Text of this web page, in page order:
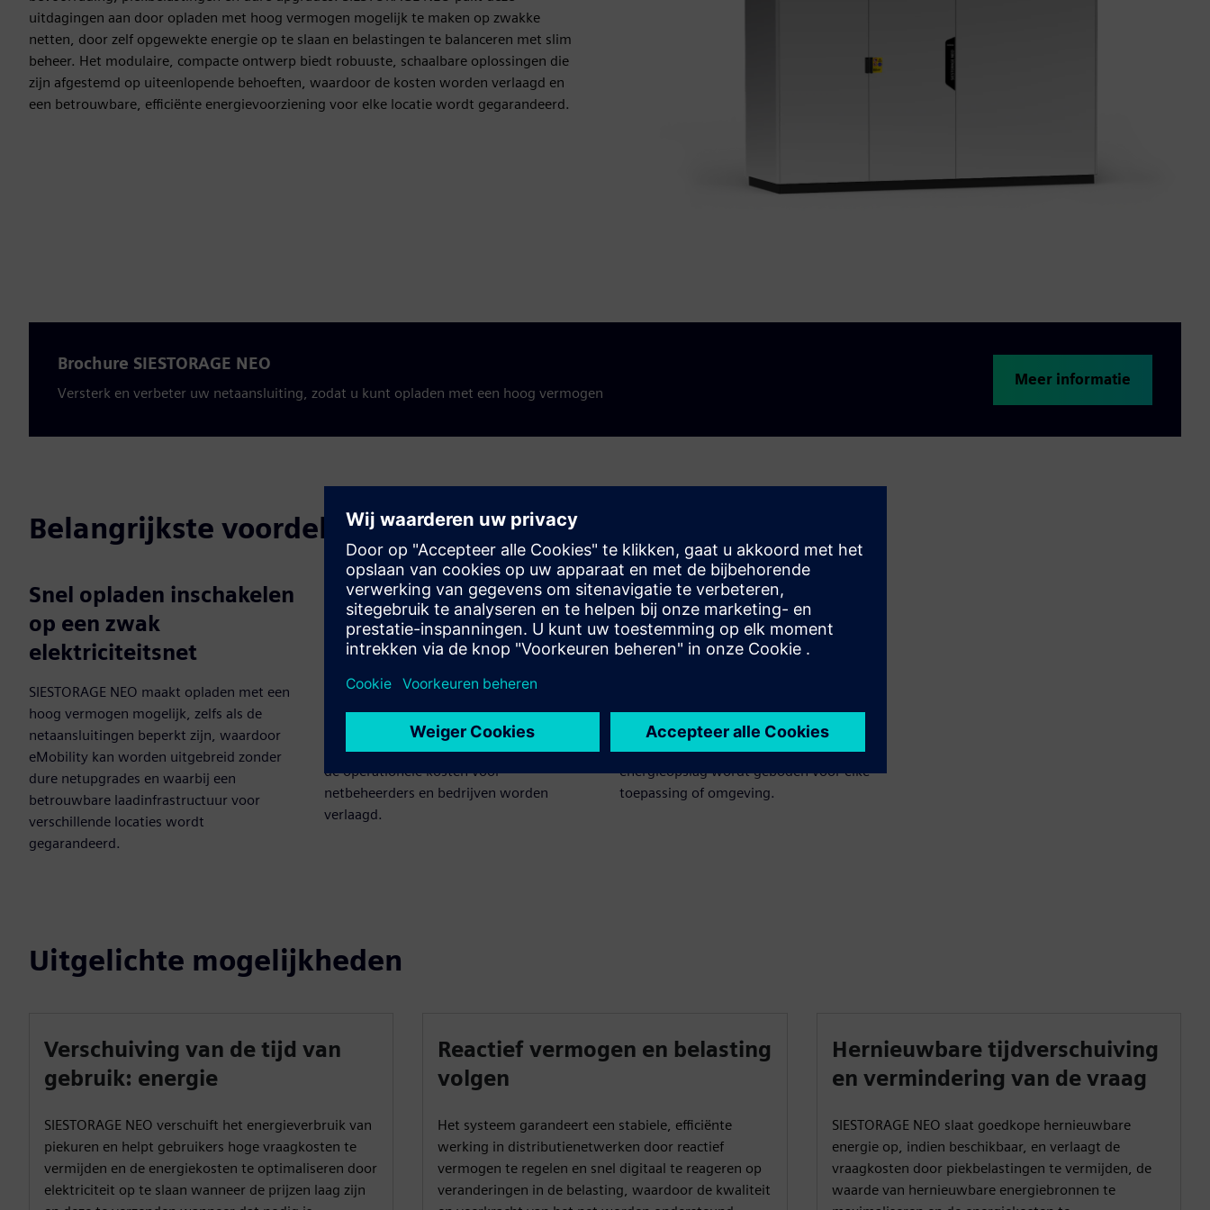
uitdagingen aan door opladen met hoog vermogen mogelijk te maken op zwakke
netten, door zelf opgewekte energie op te slaan en belastingen te balanceren met slim
beheer. Het modulaire, compacte ontwerp biedt robuuste, schaalbare oplossingen die
zijn afgestemd op uiteenlopende behoeften, waardoor de kosten worden verlaagd en
een betrouwbare, efficiënte energievoorziening voor elke locatie wordt gegarandeerd.
Brochure SIESTORAGE NEO
Versterk en verbeter uw netaansluiting, zodat u kunt opladen met een hoog vermogen
Meer informatie
Belangrijkste voordelen
Snel opladen inschakelen
op een zwak
elektriciteitsnet
SIESTORAGE NEO maakt opladen met een
hoog vermogen mogelijk, zelfs als de
netaansluitingen beperkt zijn, waardoor
eMobility kan worden uitgebreid zonder
dure netupgrades en waarbij een
betrouwbare laadinfrastructuur voor
verschillende locaties wordt
gegarandeerd.
Slim en efficiënt
ladingsbeheer
Het systeem brengt opwekking en
verbruik in evenwicht, slaat zelf
piekbelastingen, waardoor het
energieverbruik wordt geoptimaliseerd en
de operationele kosten voor
netbeheerders en bedrijven worden
verlaagd.
Modulair, schaalbaar en
robuust ontwerp
aangepast aan specifieke behoeften,
waardoor flexibele, betrouwbare
energieopslag wordt geboden voor elke
toepassing of omgeving.
Uitgelichte mogelijkheden
Verschuiving van de tijd van
gebruik: energie
SIESTORAGE NEO verschuift het energieverbruik van
piekuren en helpt gebruikers hoge vraagkosten te
vermijden en de energiekosten te optimaliseren door
elektriciteit op te slaan wanneer de prijzen laag zijn
Reactief vermogen en belasting
volgen
Het systeem garandeert een stabiele, efficiënte
werking in distributienetwerken door reactief
vermogen te regelen en snel digitaal te reageren op
veranderingen in de belasting, waardoor de kwaliteit
Hernieuwbare tijdverschuiving
en vermindering van de vraag
SIESTORAGE NEO slaat goedkope hernieuwbare
energie op, indien beschikbaar, en verlaagt de
vraagkosten door piekbelastingen te vermijden, de
waarde van hernieuwbare energiebronnen te